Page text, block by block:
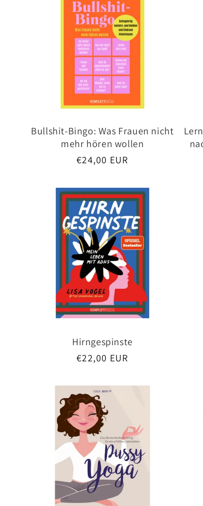
Bullshit-Bingo: Was Frauen nicht
mehr hören wollen
Normaler
€24,00 EUR
Hirngespinste
Normaler
€22,00 EUR